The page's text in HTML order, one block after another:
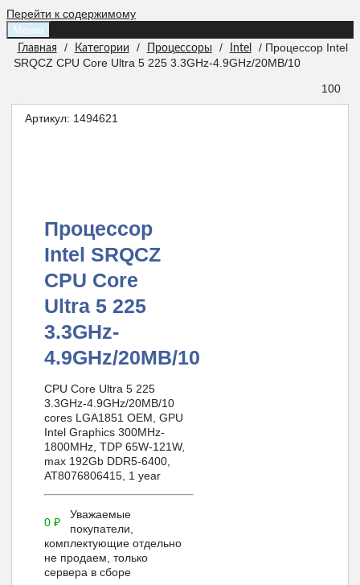
Перейти к содержимому
Меню
Главная / Категории / Процессоры / Intel
/ Процессор Intel
SRQCZ CPU Core Ultra 5 225 3.3GHz-4.9GHz/20MB/10
100
Артикул: 1494621
Процессор
Intel SRQCZ
CPU Core
Ultra 5 225
3.3GHz-
4.9GHz/20MB/10
CPU Core Ultra 5 225
3.3GHz-4.9GHz/20MB/10
cores LGA1851 OEM, GPU
Intel Graphics 300MHz-
1800MHz, TDP 65W-121W,
max 192Gb DDR5-6400,
AT8076806415, 1 year
0₽
Уважаемые
покупатели,
комплектующие отдельно
не продаем, только
сервера в сборе